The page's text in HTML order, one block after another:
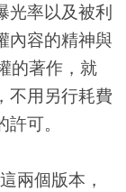
光率以及被利
內容的精神與
的著作，就
不用另行耗費
可。
兩個版本，